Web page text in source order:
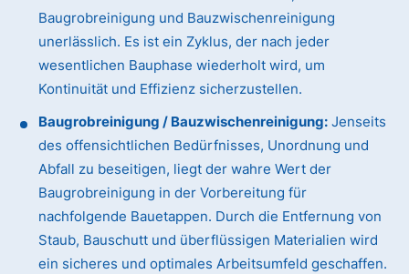
Baugrobreinigung und Bauzwischenreinigung
unerlässlich. Es ist ein Zyklus, der nach jeder
wesentlichen Bauphase wiederholt wird, um
Kontinuität und Effizienz sicherzustellen.
Baugrobreinigung / Bauzwischenreinigung: Jenseits
des offensichtlichen Bedürfnisses, Unordnung und
Abfall zu beseitigen, liegt der wahre Wert der
Baugrobreinigung in der Vorbereitung für
nachfolgende Bauetappen. Durch die Entfernung von
Staub, Bauschutt und überflüssigen Materialien wird
ein sicheres und optimales Arbeitsumfeld geschaffen.